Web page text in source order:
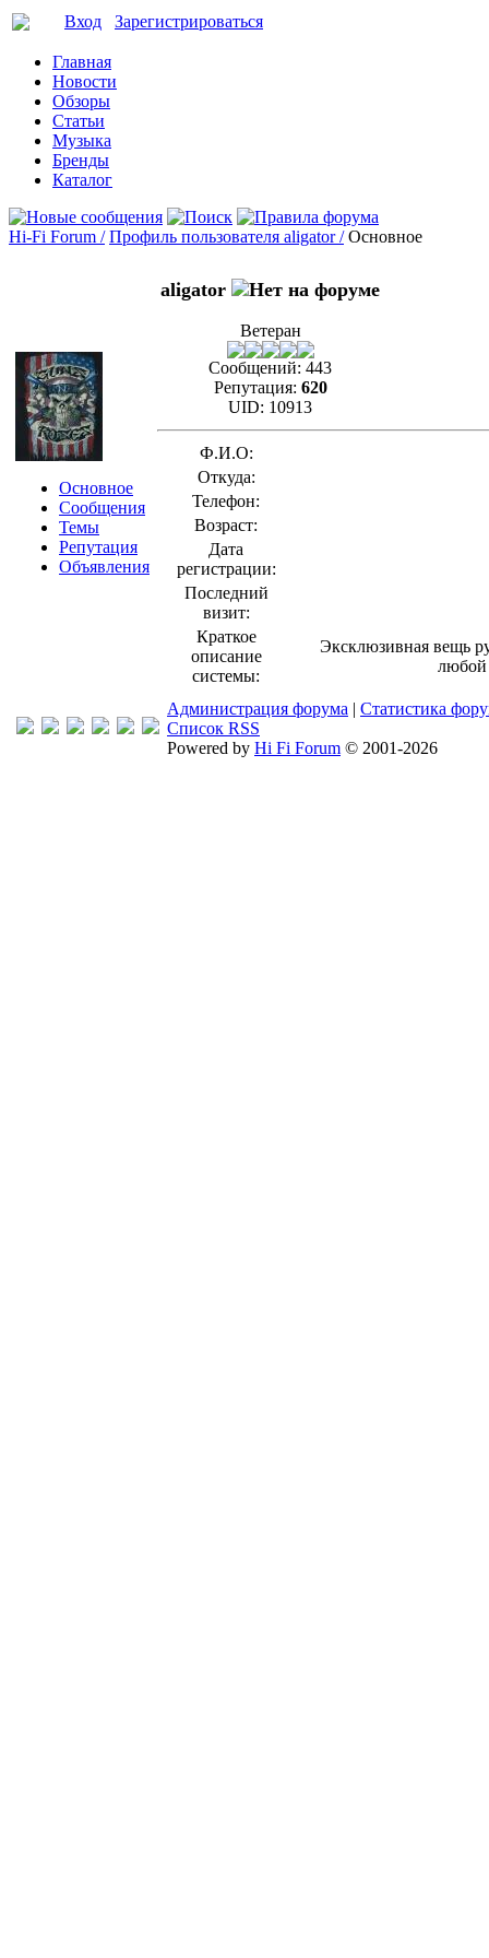
Вход Зарегистрироваться
Главная
Новости
Обзоры
Статьи
Музыка
Бренды
Каталог
Hi-Fi Forum / Профиль пользователя aligator / Основное
Основное
Сообщения
Темы
Репутация
Объявления
aligator
Ветеран
Сообщений: 443
Репутация: 620
UID: 10913
Ф.И.О:
Откуда:
Телефон:
Возраст:
Дата
регистрации:
Последний
визит:
Краткое
описание
системы:
Эксклюзивная вещь
любой
Администрация форума | Статистика
Список RSS
Powered by Hi Fi Forum © 2001-2026